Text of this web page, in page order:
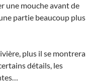
une mouche avant de
partie beaucoup plus
plus il se montrera
détails, les